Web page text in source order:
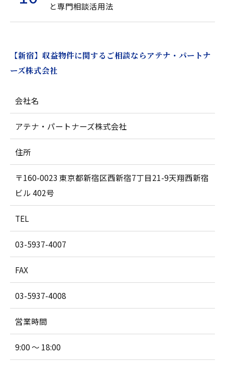
と専門相談活用法
【新宿】収益物件に関するご相談ならアテナ・パートナ
ーズ株式会社
会社名
アテナ・パートナーズ株式会社
住所
〒160-0023 東京都新宿区西新宿7丁目21-9天翔西新宿
ビル 402号
TEL
03-5937-4007
FAX
03-5937-4008
営業時間
9:00 ～ 18:00